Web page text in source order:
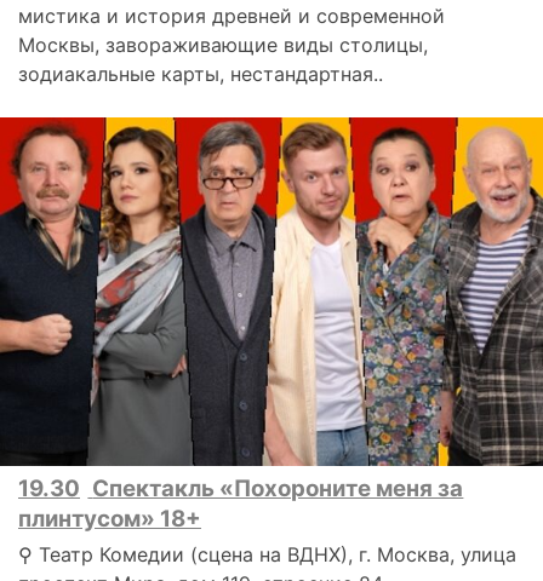
мистика и история древней и современной
Москвы, завораживающие виды столицы,
зодиакальные карты, нестандартная..
19.30 Спектакль «Похороните меня за
плинтусом» 18+
⚲ Театр Комедии (сцена на ВДНХ), г. Москва, улица